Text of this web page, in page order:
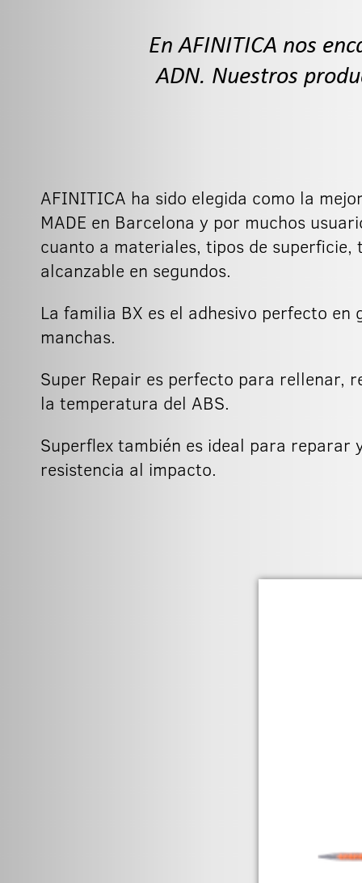
En AFINITICA nos
ADN. Nuestros
AFINITICA ha sido elegida como la
MADE en Barcelona y por muchos
cuanto a materiales, tipos de
alcanzable en segundos.
La familia BX es el adhesivo perfecto
manchas.
Super Repair es perfecto para rellenar,
la temperatura del ABS.
Superflex también es ideal para reparar
resistencia al impacto.